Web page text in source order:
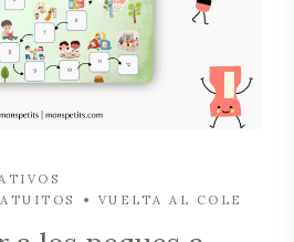
VUELTA AL COLE